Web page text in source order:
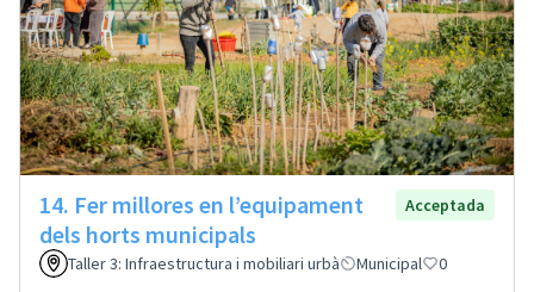
14. Fer millores en l’equipament
dels horts municipals
Acceptada
Taller 3: Infraestructura i mobiliari urbà Municipal 0